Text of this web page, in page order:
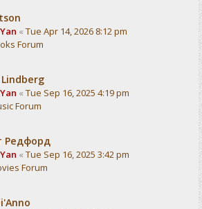
Yan « Tue Apr 14, 2026 8:12 pm
Forum
Lindberg
Yan « Tue Sep 16, 2025 4:19 pm
Forum
Редфорд
Yan « Tue Sep 16, 2025 3:42 pm
Forum